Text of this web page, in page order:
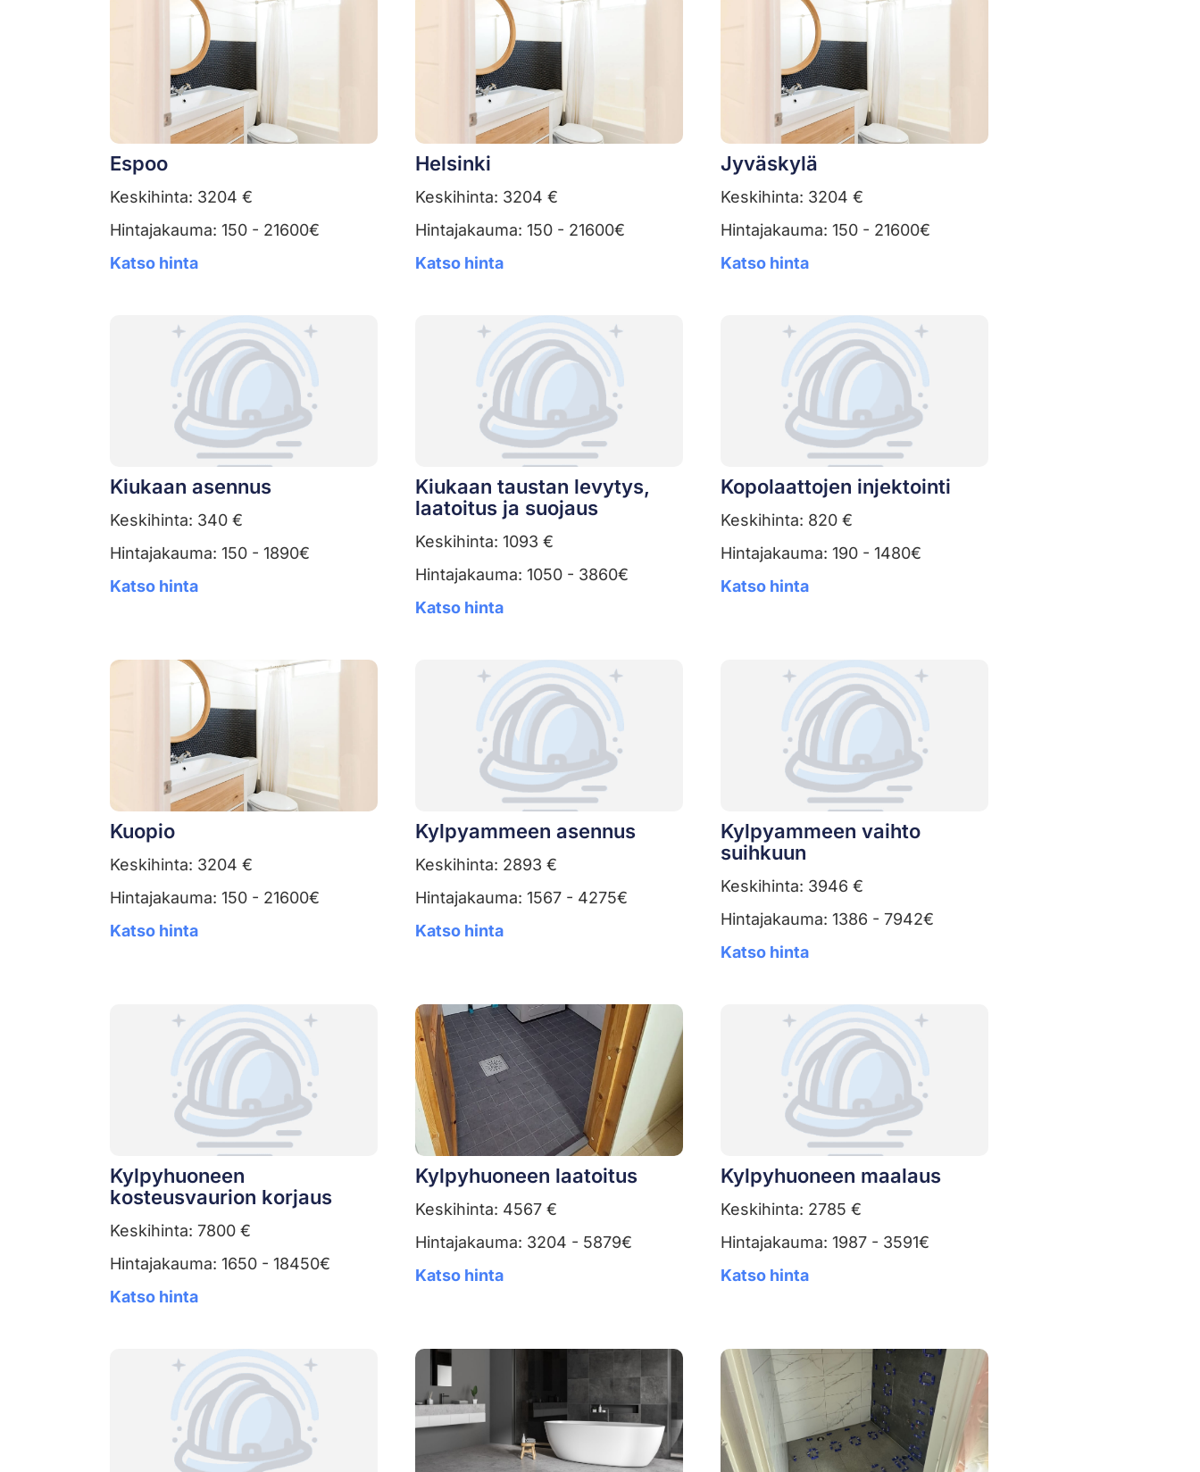
Espoo
Keskihinta: 3204 €
Hintajakauma: 150 - 21600€
Katso hinta
Helsinki
Keskihinta: 3204 €
Hintajakauma: 150 - 21600€
Katso hinta
Jyväskylä
Keskihinta: 3204 €
Hintajakauma: 150 - 21600€
Katso hinta
Kiukaan asennus
Keskihinta: 340 €
Hintajakauma: 150 - 1890€
Katso hinta
Kiukaan taustan levytys,
laatoitus ja suojaus
Keskihinta: 1093 €
Hintajakauma: 1050 - 3860€
Katso hinta
Kopolaattojen injektointi
Keskihinta: 820 €
Hintajakauma: 190 - 1480€
Katso hinta
Kuopio
Keskihinta: 3204 €
Hintajakauma: 150 - 21600€
Katso hinta
Kylpyammeen asennus
Keskihinta: 2893 €
Hintajakauma: 1567 - 4275€
Katso hinta
Kylpyammeen vaihto
suihkuun
Keskihinta: 3946 €
Hintajakauma: 1386 - 7942€
Katso hinta
Kylpyhuoneen
kosteusvaurion korjaus
Keskihinta: 7800 €
Hintajakauma: 1650 - 18450€
Katso hinta
Kylpyhuoneen laatoitus
Keskihinta: 4567 €
Hintajakauma: 3204 - 5879€
Katso hinta
Kylpyhuoneen maalaus
Keskihinta: 2785 €
Hintajakauma: 1987 - 3591€
Katso hinta